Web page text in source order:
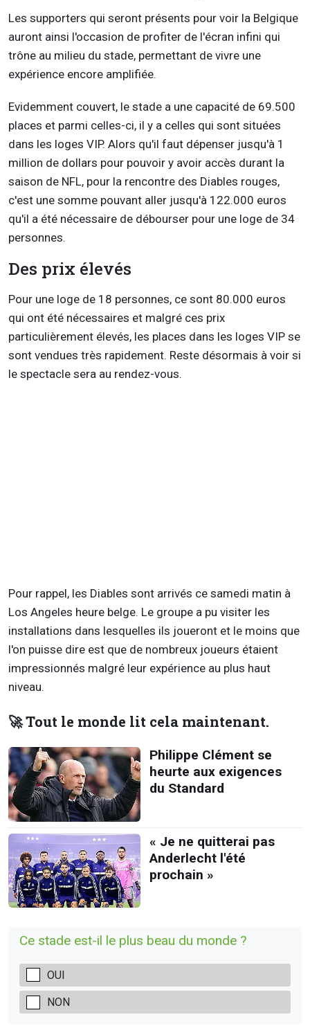
Les supporters qui seront présents pour voir la Belgique
auront ainsi l'occasion de profiter de l'écran infini qui
trône au milieu du stade, permettant de vivre une
expérience encore amplifiée.
Evidemment couvert, le stade a une capacité de 69.500
places et parmi celles-ci, il y a celles qui sont situées
dans les loges VIP. Alors qu'il faut dépenser jusqu'à 1
million de dollars pour pouvoir y avoir accès durant la
saison de NFL, pour la rencontre des Diables rouges,
c'est une somme pouvant aller jusqu'à 122.000 euros
qu'il a été nécessaire de débourser pour une loge de 34
personnes.
Des prix élevés
Pour une loge de 18 personnes, ce sont 80.000 euros
qui ont été nécessaires et malgré ces prix
particulièrement élevés, les places dans les loges VIP se
sont vendues très rapidement. Reste désormais à voir si
le spectacle sera au rendez-vous.
Pour rappel, les Diables sont arrivés ce samedi matin à
Los Angeles heure belge. Le groupe a pu visiter les
installations dans lesquelles ils joueront et le moins que
l'on puisse dire est que de nombreux joueurs étaient
impressionnés malgré leur expérience au plus haut
niveau.
🚀 Tout le monde lit cela maintenant.
Philippe Clément se
heurte aux exigences
du Standard
« Je ne quitterai pas
Anderlecht l'été
prochain »
Ce stade est-il le plus beau du monde ?
OUI
NON